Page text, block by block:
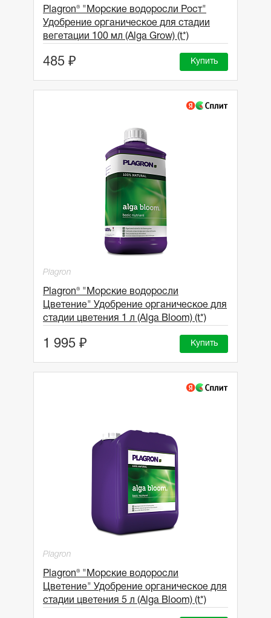
Plagron® "Морские водоросли Рост"
Удобрение органическое для стадии
вегетации 100 мл (Alga Grow) (t*)
485 ₽ Купить
Plagron
Plagron® "Морские водоросли
Цветение" Удобрение органическое для
стадии цветения 1 л (Alga Bloom) (t*)
1 995 ₽ Купить
Plagron
Plagron® "Морские водоросли
Цветение" Удобрение органическое для
стадии цветения 5 л (Alga Bloom) (t*)